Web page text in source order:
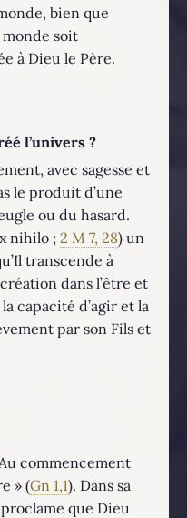
bien que
soit
à Dieu le Père.
l’univers ?
avec sagesse et
le produit d’une
ou du hasard.
nihilo ; 2 M 7, 28) un
transcende à
dans l’être et
capacité d’agir et la
par son Fils et
commencement
» (Gn 1,1). Dans sa
que Dieu